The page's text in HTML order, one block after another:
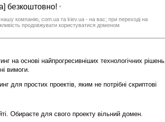
безкоштовно! *
компанію, com.ua та kiev.ua - на вас; при переході на
продовжувати користуватися доменом
на основі найпрогресивніших технологічних рішень,
вимоги.
для простих проектів, яким не потрібні скриптові
Обираєте для свого проекту вільний домен.